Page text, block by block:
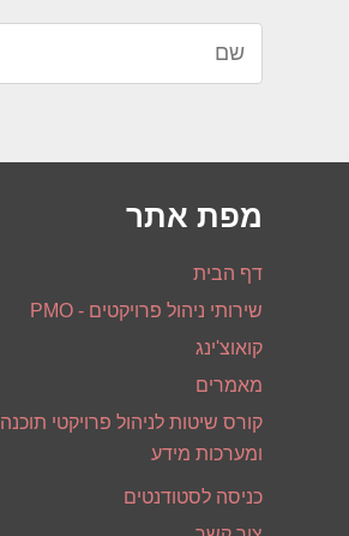
מפת אתר
דף הבית
שירותי ניהול פרויקטים - PMO
קואוצ'ינג
מאמרים
קורס שיטות לניהול פרויקטי תוכנה
ומערכות מידע
כניסה לסטודנטים